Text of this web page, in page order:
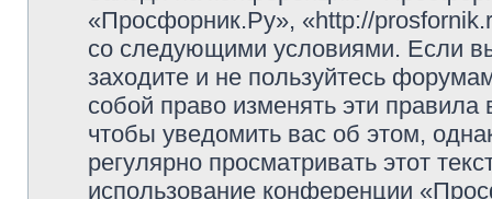
«Просфорник.Ру», «http://
со следующими условиями. Если
заходите и не пользуйтесь
собой право изменять эти
чтобы уведомить вас об этом,
регулярно просматривать этот
использование конференции